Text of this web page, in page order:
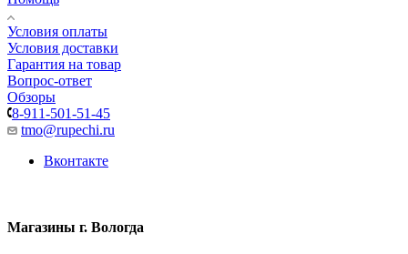
Условия оплаты
Условия доставки
Гарантия на товар
Вопрос-ответ
Обзоры
8-911-501-51-45
tmo@rupechi.ru
Вконтакте
Магазины г. Вологда